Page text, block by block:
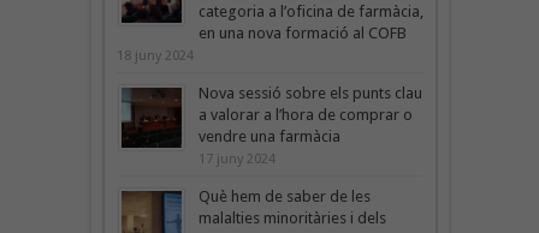
categoria a l’oficina de farmàcia,
en una nova formació al COFB
18 juny 2024
Nova sessió sobre els punts clau
a valorar a l’hora de comprar o
vendre una farmàcia
17 juny 2024
Què hem de saber de les
malalties minoritàries i dels